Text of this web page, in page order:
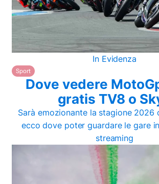
In Evidenza
Sport
Dove vedere
gratis TV8 o
Sarà emozionante la stagione 2026
ecco dove poter guardare le gare
streaming